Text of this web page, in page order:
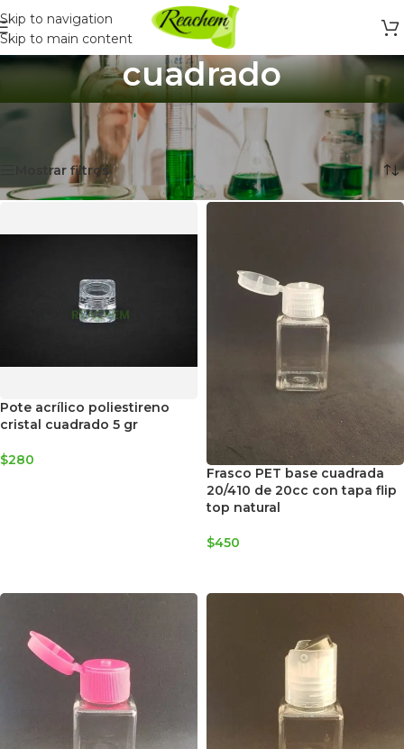
Skip to navigation
Skip to main content
cuadrado
Inicio
Productos etiquetados “cuadrado”
Mostrando 8 resultados
Mostrar filtros
Pote acrílico poliestireno
cristal cuadrado 5 gr
$280
Frasco PET base cuadrada
20/410 de 20cc con tapa flip
top natural
$450